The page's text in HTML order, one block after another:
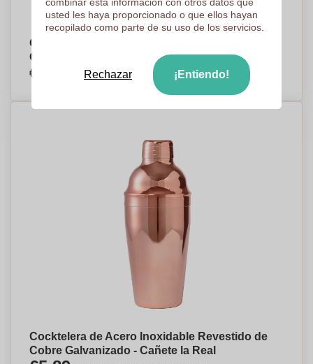
Coctelera de Acero Inoxidable Revestido de
Cobre Galvanizado - Zorraquín
€5,89 Por pieza, base en 250 piezas
Cocktelera de Acero Inoxidable Revestido de
Cobre Galvanizado - Cañete la Real
usted les haya proporcionado o que ellos hayan
recopilado como parte de su uso de los servicios.
Rechazar ¡Entiendo!